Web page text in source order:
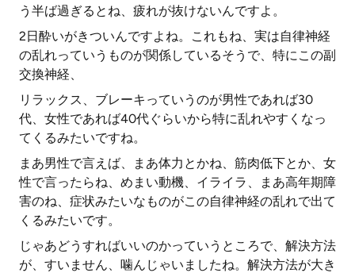
う半ば過ぎるとね、疲れが抜けないんですよ。
2日酔いがきついんですよね。これもね、実は自律神経
の乱れっていうものが関係しているそうで、特にこの副
交換神経、
リラックス、ブレーキっていうのが男性であれば30
代、女性であれば40代ぐらいから特に乱れやすくなっ
てくるみたいですね。
まあ男性で言えば、まあ体力とかね、筋肉低下とか、女
性で言ったらね、めまい動機、イライラ、まあ高年期障
害のね、症状みたいなものがこの自律神経の乱れで出て
くるみたいです。
じゃあどうすればいいのかっていうところで、解決方法
が、すいません、噛んじゃいましたね。解決方法が大き